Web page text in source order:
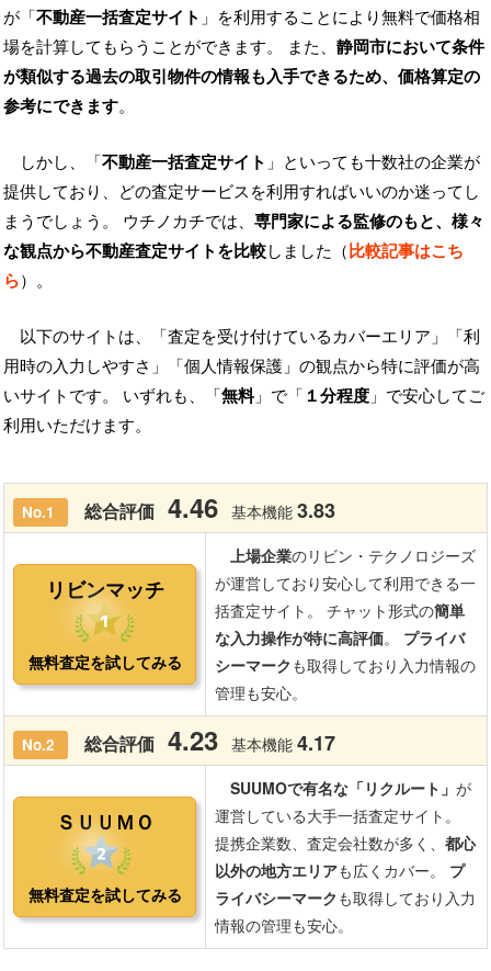
が「不動産一括査定サイト 」を利用することにより無料で価格相
場を計算してもらうことができます。 また、 静岡市において条件
が類似する過去の取引物件の情報も入手できるため、価格算定の
参考にできます。
しかし、「不動産一括査定サイト 」といっても十数社の企業が
提供しており、どの査定サービスを利用すればいいのか迷ってし
まうでしょう。 ウチノカチでは、 専門家による監修のもと、様々
な観点から不動産査定サイトを比較しました（比較記事はこち
ら）。
以下のサイトは、「査定を受け付けているカバーエリア」「利
用時の入力しやすさ」「個人情報保護」の観点から特に評価が高
いサイトです。 いずれも、「無料」で「 １分程度 」で安心してご
利用いただけます。